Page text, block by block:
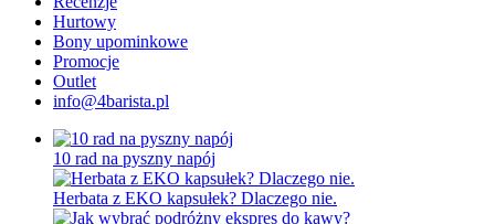
Hurtowy
Bony upominkowe
Promocje
Outlet
info@4barista.pl
10 rad na pyszny napój
Herbata z EKO kapsułek? Dlaczego nie.